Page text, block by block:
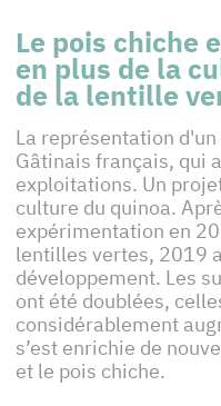
Le pois chiche
en plus de la
de la lentille
La représentation
Gâtinais français, qui
exploitations. Un
culture du quinoa.
expérimentation en
lentilles vertes, 2019
développement. Les
ont été doublées,
considérablement
s’est enrichie de
et le pois chiche.